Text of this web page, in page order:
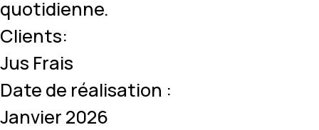
quotidienne.
Clients:
Jus Frais
Date de réalisation :
Janvier 2026